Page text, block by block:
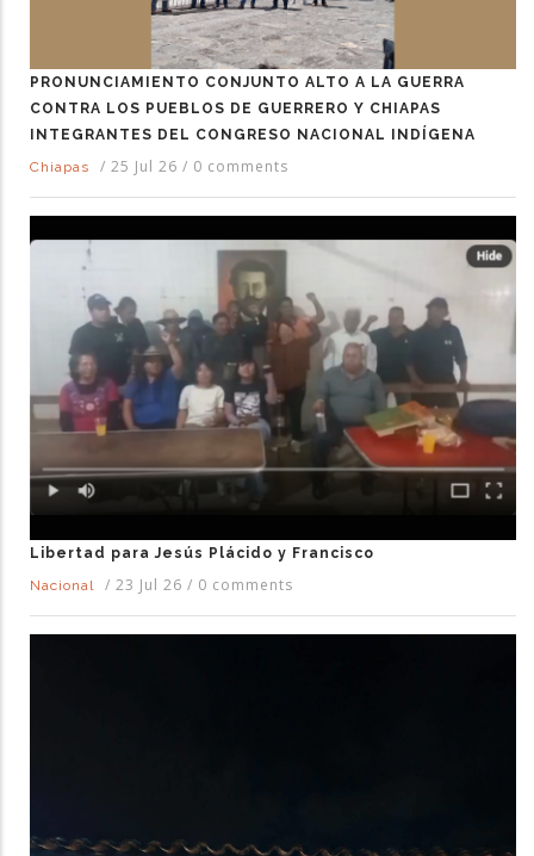
PRONUNCIAMIENTO CONJUNTO ALTO A LA GUERRA
CONTRA LOS PUEBLOS DE GUERRERO Y CHIAPAS
INTEGRANTES DEL CONGRESO NACIONAL INDÍGENA
Chiapas
/ 25 Jul 26 / 0 comments
Libertad para Jesús Plácido y Francisco
Nacional
/ 23 Jul 26 / 0 comments